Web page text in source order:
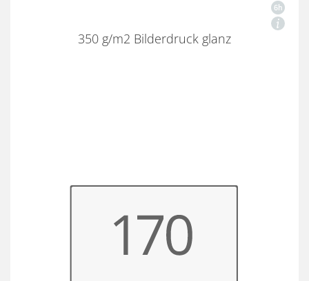
350 g/m2 Bilderdruck glanz